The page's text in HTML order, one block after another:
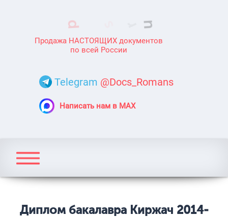
Продажа НАСТОЯЩИХ документов
по всей России
Telegram @Docs_Romans
Написать нам в MAX
Диплом бакалавра Киржач 2014-